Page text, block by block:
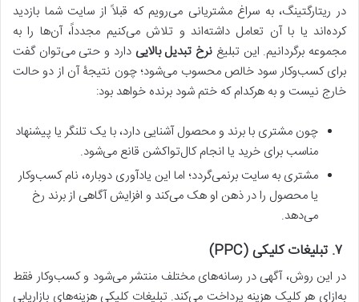
در ریتارگتینگ، به سراغ مشتریانی می‌رویم که قبلاً از سایت شما بازدید
کرده‌اند یا با آن تعامل داشته‌اند و تلاش می‌کنیم مجدداً، آن‌ها را به
مجموعه برگردانیم. این تبلیغ نرخ تبدیل بالایی دارد و حتی می‌توان گفت
برای کسب‌وکار سود خالص محسوب می‌شود؛ چون نتیجۀ آن از دو حالت
خارج نیست و به هرکدام که ختم شود برنده خواهد بود:
چون مشتری با برند و محصول آشنایی دارد، با یک تلنگر یا پیشنهاد
مناسب برای خرید یا انجام کال‌تواکشن قانع می‌شود.
مشتری به سایت برنمی‌گردد؛ اما این یادآوری دوباره، نام کسب‌وکار
یا محصول را در ذهن او هک می‌کند و افزایش آگاهی از برند رخ
می‌دهد.
۷. تبلیغات کلیکی(PPC)
در این روش، آگهی در رسانه‌های مختلف منتشر می‌شود و کسب‌وکار فقط
به‌ازای هر کلیک هزینه پرداخت می‌کند. تبلیغات کلیکی هزینه‌های بازاریابی